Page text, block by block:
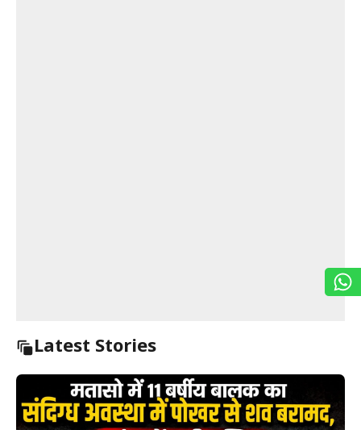
Latest Stories